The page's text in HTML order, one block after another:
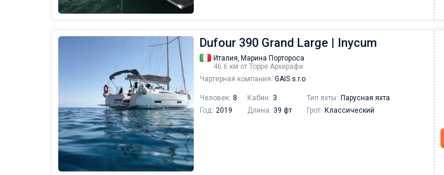
Dufour 390 Grand Large | Inycum
Италия, Марина Портороса
46.6 км от Торре Архирафи
Чартерная компания: GAIS s.r.o
Человек: 8 Кабин: 3 Тип яхты: Парусная яхта
Год: 2019 Длина: 39 фт Грот: Классический